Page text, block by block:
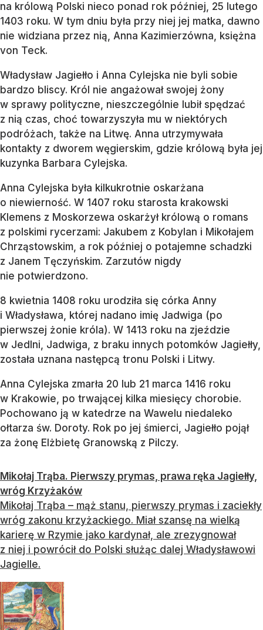
na królową Polski nieco ponad rok później, 25 lutego
1403 roku. W tym dniu była przy niej jej matka, dawno
nie widziana przez nią, Anna Kazimierzówna, księżna
von Teck.
Władysław Jagiełło i Anna Cylejska nie byli sobie
bardzo bliscy. Król nie angażował swojej żony
w sprawy polityczne, nieszczególnie lubił spędzać
z nią czas, choć towarzyszyła mu w niektórych
podróżach, także na Litwę. Anna utrzymywała
kontakty z dworem węgierskim, gdzie królową była jej
kuzynka Barbara Cylejska.
Anna Cylejska była kilkukrotnie oskarżana
o niewierność. W 1407 roku starosta krakowski
Klemens z Moskorzewa oskarżył królową o romans
z polskimi rycerzami: Jakubem z Kobylan i Mikołajem
Chrząstowskim, a rok później o potajemne schadzki
z Janem Tęczyńskim. Zarzutów nigdy
nie potwierdzono.
8 kwietnia 1408 roku urodziła się córka Anny
i Władysława, której nadano imię Jadwiga (po
pierwszej żonie króla). W 1413 roku na zjeździe
w Jedlni, Jadwiga, z braku innych potomków Jagiełły,
została uznana następcą tronu Polski i Litwy.
Anna Cylejska zmarła 20 lub 21 marca 1416 roku
w Krakowie, po trwającej kilka miesięcy chorobie.
Pochowano ją w katedrze na Wawelu niedaleko
ołtarza św. Doroty. Rok po jej śmierci, Jagiełło pojął
za żonę Elżbietę Granowską z Pilczy.
Mikołaj Trąba. Pierwszy prymas, prawa ręka Jagiełły,
wróg Krzyżaków
Mikołaj Trąba – mąż stanu, pierwszy prymas i zaciekły
wróg zakonu krzyżackiego. Miał szansę na wielką
karierę w Rzymie jako kardynał, ale zrezygnował
z niej i powrócił do Polski służąc dalej Władysławowi
Jagielle.